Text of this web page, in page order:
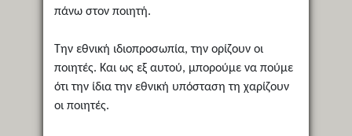
πάνω στον ποιητή.
Την εθνική ιδιοπροσωπία, την ορίζουν οι
ποιητές. Και ως εξ αυτού, μπορούμε να πούμε
ότι την ίδια την εθνική υπόσταση τη χαρίζουν
οι ποιητές.